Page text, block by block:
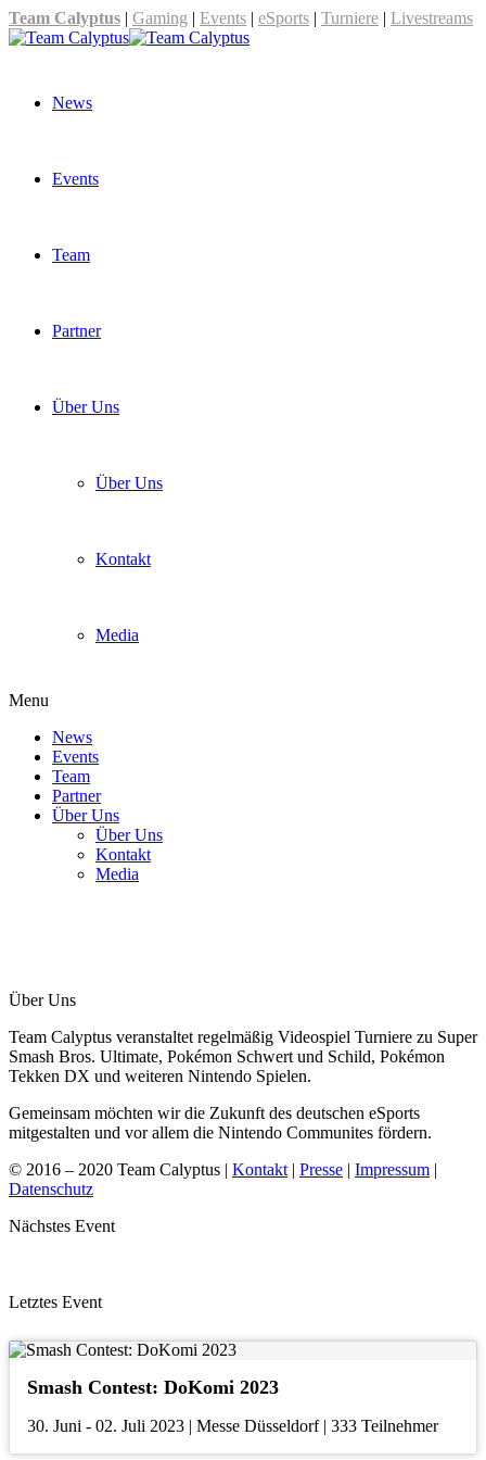
Team Calyptus | Gaming | Events | eSports | Turniere | Livestreams
News
Events
Team
Partner
Über Uns
Über Uns
Kontakt
Media
Menu
News
Events
Team
Partner
Über Uns
Über Uns
Kontakt
Media
Über Uns
Team Calyptus veranstaltet regelmäßig Videospiel Turniere zu Super
Smash Bros. Ultimate, Pokémon Schwert und Schild, Pokémon
Tekken DX und weiteren Nintendo Spielen.
Gemeinsam möchten wir die Zukunft des deutschen eSports
mitgestalten und vor allem die Nintendo Communites fördern.
© 2016 – 2020 Team Calyptus | Kontakt | Presse | Impressum |
Datenschutz
Nächstes Event
Letztes Event
Smash Contest: DoKomi 2023
30. Juni - 02. Juli 2023 | Messe Düsseldorf | 333 Teilnehmer